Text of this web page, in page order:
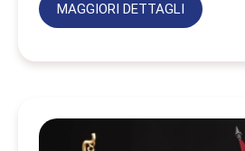
MAGGIORI DETTAGLI